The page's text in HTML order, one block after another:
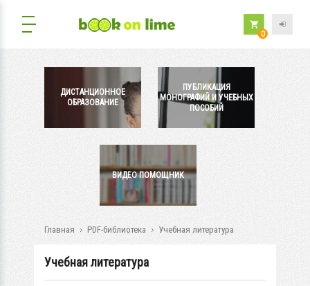
0
ДИСТАНЦИОННОЕ
ОБРАЗОВАНИЕ
ПУБЛИКАЦИЯ
МОНОГРАФИЙ И УЧЕБНЫХ
ПОСОБИЙ
ВИДЕО ПОМОЩНИК
Главная PDF-библиотека Учебная литература
Учебная литература